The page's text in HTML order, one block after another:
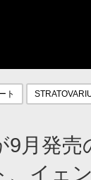
ト
月発売
、イェ